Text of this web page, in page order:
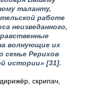
таланту,
работе
неизведанного,
волнующие их
семье Рерихов
истории» [31].
скрипач,